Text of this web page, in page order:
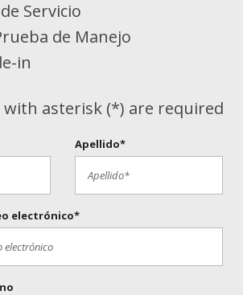
Servicio
de Manejo
in
with asterisk (*) are required
Apellido*
electrónico*